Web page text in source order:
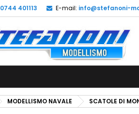
0744 401113 E-mail: info@stefanoni-
MODELLISMO NAVALE SCATOLE DI